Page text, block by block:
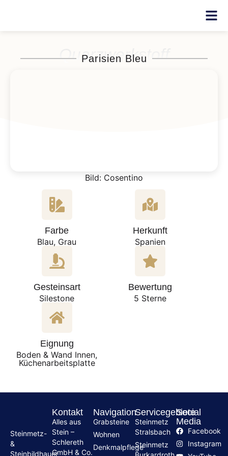
Quarzwerkstoff
Parisien Bleu
Bild: Cosentino
Farbe
Blau, Grau
Herkunft
Spanien
Gesteinsart
Silestone
Bewertung
5 Sterne
Eignung
Boden & Wand Innen,
Küchenarbeitsplatte
Steinmetz-
&
Steinbildhauer
Kontakt
Alles aus
Stein –
Schlereth
GmbH & Co.
Navigation
Grabsteine
Wohnen
Denkmalpflege
Servicegebiete
Steinmetz
Stralsbach
Steinmetz
Social
Media
Facebook
Instagram